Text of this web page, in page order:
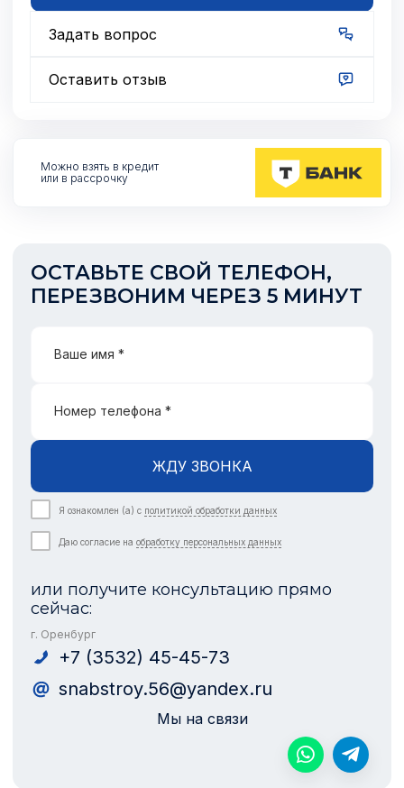
Задать вопрос
Оставить отзыв
Можно взять в кредит
или в рассрочку
ОСТАВЬТЕ СВОЙ ТЕЛЕФОН,
ПЕРЕЗВОНИМ ЧЕРЕЗ 5 МИНУТ
Ваше имя *
Номер телефона *
ЖДУ ЗВОНКА
Я ознакомлен (а) с политикой обработки данных
Даю согласие на обработку персональных данных
или получите консультацию прямо
сейчас:
г. Оренбург
+7 (3532) 45-45-73
snabstroy.56@yandex.ru
Мы на связи